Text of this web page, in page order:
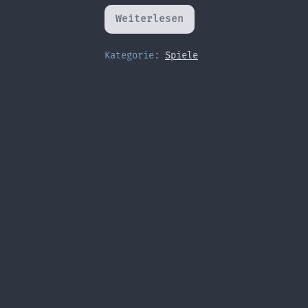
Weiterlesen
Zurück
von
Eternal
Convention
Kategorie: Spiele